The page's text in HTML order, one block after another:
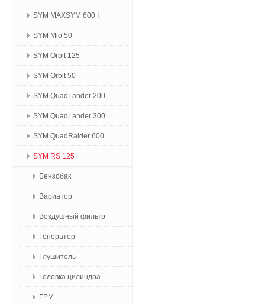
SYM MAXSYM 600 I
SYM Mio 50
SYM Orbit 125
SYM Orbit 50
SYM QuadLander 200
SYM QuadLander 300
SYM QuadRaider 600
SYM RS 125
Бензобак
Вариатор
Воздушный фильтр
Генератор
Глушитель
Головка цилиндра
ГРМ